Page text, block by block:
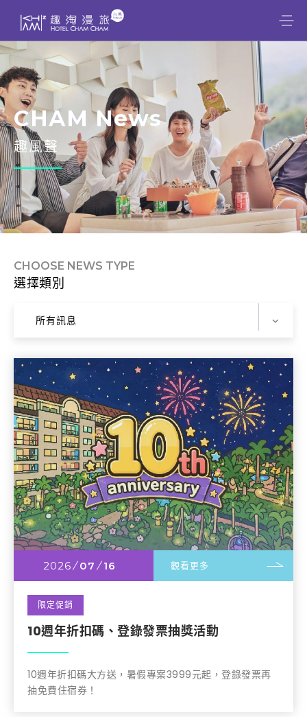
CHAM News
趣風聲
CHOOSE NEWS TYPE
選擇類別
所有訊息
2026 07 16 觀看更多
限定促銷
10週年折扣碼、登錄發票抽獎活動
10週年折扣碼大方送，暑假專案3999元起，登錄發票再
抽免費住宿券！